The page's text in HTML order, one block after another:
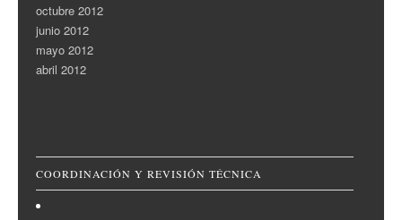
octubre 2012
junio 2012
mayo 2012
abril 2012
COORDINACIÓN Y REVISIÓN TÉCNICA